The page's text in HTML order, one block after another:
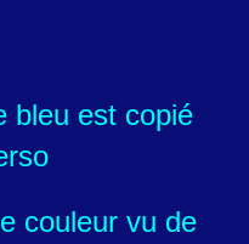
bleu est copié
couleur vu de